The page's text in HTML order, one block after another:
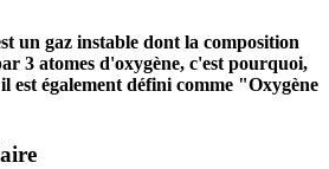
un gaz instable dont la composition
3 atomes d'oxygène, c'est pourquoi,
est également défini comme "Oxygène